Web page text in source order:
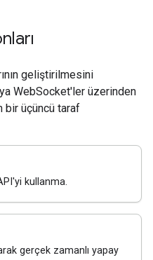
geliştirilmesini
WebSocket'ler üzerinden
üçüncü taraf
kullanma.
gerçek zamanlı yapay